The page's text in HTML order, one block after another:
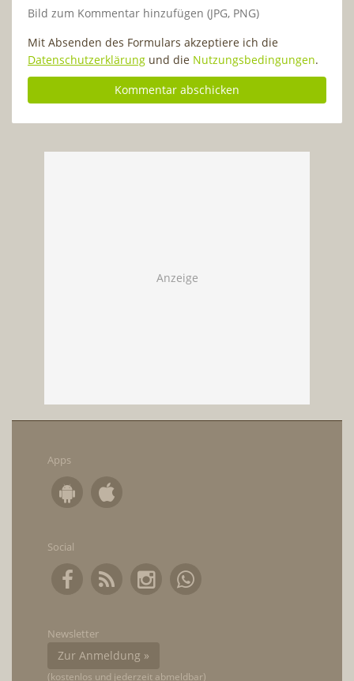
Bild zum Kommentar hinzufügen (JPG, PNG)
Mit Absenden des Formulars akzeptiere ich die
Datenschutzerklärung und die Nutzungsbedingungen.
Apps
Social
Newsletter
Zur Anmeldung »
(kostenlos und jederzeit abmeldbar)